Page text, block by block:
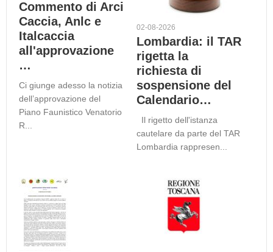
Commento di Arci
Caccia, Anlc e
Italcaccia
all'approvazione
…
Ci giunge adesso la notizia
dell’approvazione del
Piano Faunistico Venatorio
R...
02-08-2026
Lombardia: il TAR
rigetta la
richiesta di
sospensione del
Calendario…
Il rigetto dell'istanza
cautelare da parte del TAR
Lombardia rappresen...